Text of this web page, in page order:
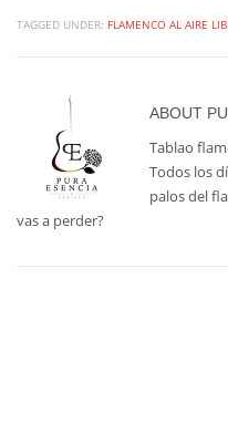
TAGGED UNDER: FLAMENCO AL AIRE
ABOUT
Tablao
Todos los
palos del
vas a perder?